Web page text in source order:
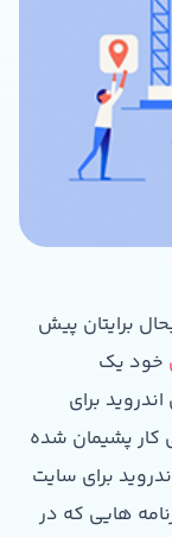
برایتان پیش
خود یک
برای
کار پشیمان شده
برای سایت
هایی که در